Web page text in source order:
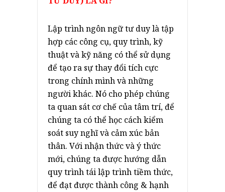
Lập trình ngôn ngữ tư duy là tập
hợp các công cụ, quy trình, kỹ
thuật và kỹ năng có thể sử dụng
để tạo ra sự thay đổi tích cực
trong chính mình và những
người khác. Nó cho phép chúng
ta quan sát cơ chế của tâm trí, để
chúng ta có thể học cách kiểm
soát suy nghĩ và cảm xúc bản
thân. Với nhận thức và ý thức
mới, chúng ta được hướng dẫn
quy trình tái lập trình tiềm thức,
để đạt được thành công & hạnh